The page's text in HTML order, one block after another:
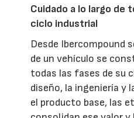
Cuidado a lo largo de
ciclo industrial
Desde Ibercompound
de un vehículo se
todas las fases de su
diseño, la ingeniería y
el producto base, las